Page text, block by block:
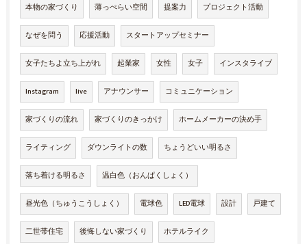
本物の家づくり 薄っぺらい空間 提案力 プロジェクト活動
なぜを問う 応援活動 スタートアップセミナー
女子たちよ立ち上がれ 起業家 女性 女子 インスタライブ
Instagram live アナウンサー コミュニケーション
家づくりの流れ 家づくりのきっかけ ホームメーカーの決め手
ライティング ダウンライトの数 ちょうどいい明るさ
落ち着ける明るさ 温白色（おんぱくしょく）
昼光色（ちゅうこうしょく） 電球色 LED電球 設計 戸建て
二世帯住宅 後悔しない家づくり ホテルライク